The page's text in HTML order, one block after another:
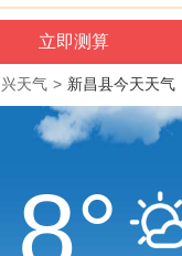
天气 > 新昌县今天天气